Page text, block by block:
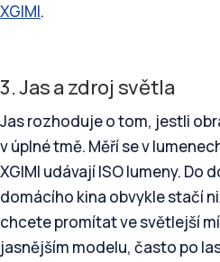
XGIMI.
3. Jas a zdroj světla
Jas rozhoduje o tom, jestli
v úplné tmě. Měří se v
XGIMI udávají ISO lumeny. Do
domácího kina obvykle stačí
chcete promítat ve světlejší
jasnějším modelu, často po